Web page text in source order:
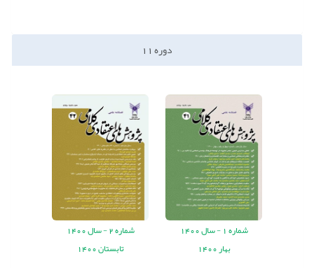
دوره11
شماره1 - سال1400
بهار 1400
شماره2 - سال1400
تابستان 1400